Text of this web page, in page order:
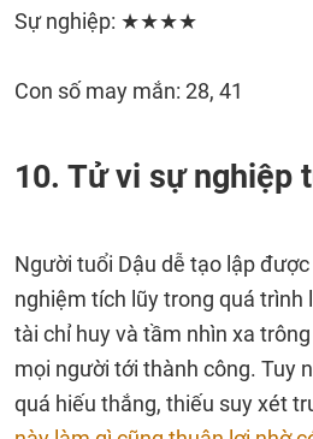
Sự nghiệp: ★★★★
Con số may mắn: 28, 41
10. Tử vi sự nghiệp
Người tuổi Dậu dễ tạo lập
nghiệm tích lũy trong quá trình
tài chỉ huy và tầm nhìn xa
mọi người tới thành công. Tuy
quá hiếu thắng, thiếu suy xét